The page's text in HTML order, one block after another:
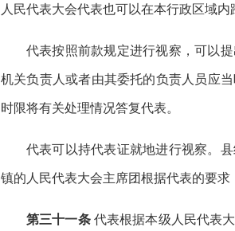
人民代表大会代表也可以在本行政区域
代表按照前款规定进行视察，可以
机关负责人或者由其委托的负责人员应
时限将有关处理情况答复代表。
代表可以持代表证就地进行视察。
镇的人民代表大会主席团根据代表的要
第三十一条代表根据本级人民代表